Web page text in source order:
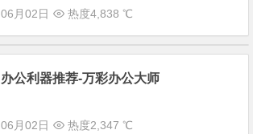
06月02日 热度4,838 ℃
办公利器推荐-万彩办公大师
06月02日 热度2,347 ℃